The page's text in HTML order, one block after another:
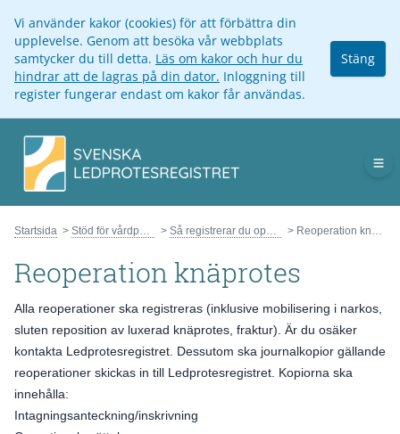
Vi använder kakor (cookies) för att förbättra din
upplevelse. Genom att besöka vår webbplats
samtycker du till detta. Läs om kakor och hur du
hindrar att de lagras på din dator. Inloggning till
register fungerar endast om kakor får användas.
Stäng
Startsida Stöd för vårdpersonal Så registrerar du operationer Reoperation knäprotes
Reoperation knäprotes
Alla reoperationer ska registreras (inklusive mobilisering i narkos,
sluten reposition av luxerad knäprotes, fraktur). Är du osäker
kontakta Ledprotesregistret. Dessutom ska journalkopior gällande
reoperationer skickas in till Ledprotesregistret. Kopiorna ska
innehålla:
Intagningsanteckning/inskrivning